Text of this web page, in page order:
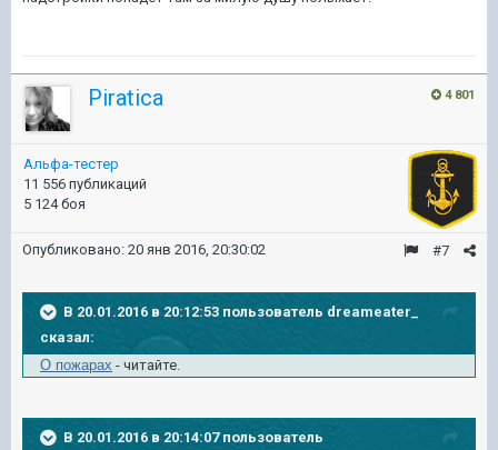
4 801
Piratica
Альфа-тестер
11 556 публикаций
5 124 боя
#7
Опубликовано: 20 янв 2016, 20:30:02
В 20.01.2016 в 20:12:53 пользователь dreameater_
сказал:
О пожарах - читайте.
В 20.01.2016 в 20:14:07 пользователь